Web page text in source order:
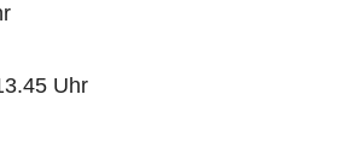
– 12.00 Uhr
Uhr